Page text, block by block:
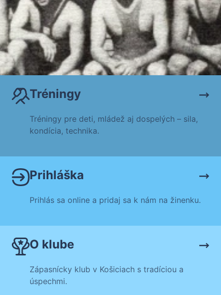
Tréningy
Tréningy pre deti, mládež aj dospelých – sila,
kondícia, technika.
Prihláška
Prihlás sa online a pridaj sa k nám na žinenku.
O klube
Zápasnícky klub v Košiciach s tradíciou a
úspechmi.